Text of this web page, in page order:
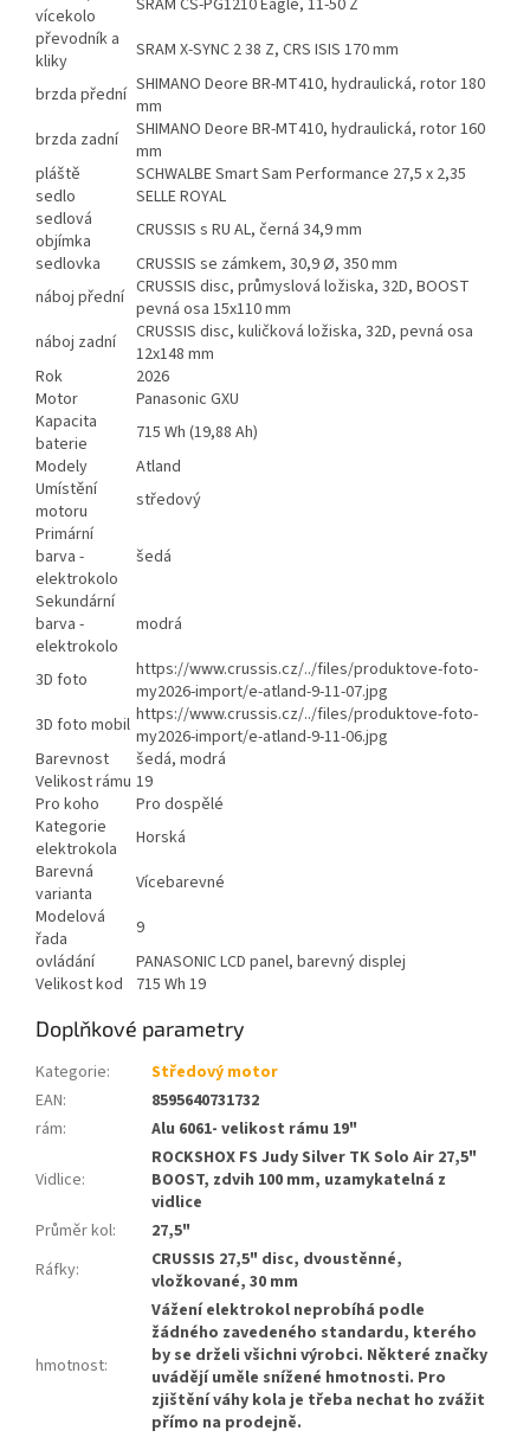
vícekolo
SRAM CS-PG1210 Eagle, 11-50 Z
převodník a
kliky
SRAM X-SYNC 2 38 Z, CRS ISIS 170 mm
brzda přední SHIMANO Deore BR-MT410, hydraulická, rotor 180
mm
brzda zadní
SHIMANO Deore BR-MT410, hydraulická, rotor 160
mm
pláště
SCHWALBE Smart Sam Performance 27,5 x 2,35
sedlo
SELLE ROYAL
sedlová
objímka
CRUSSIS s RU AL, černá 34,9 mm
sedlovka
CRUSSIS se zámkem, 30,9 Ø, 350 mm
náboj přední CRUSSIS disc, průmyslová ložiska, 32D, BOOST
pevná osa 15x110 mm
náboj zadní
CRUSSIS disc, kuličková ložiska, 32D, pevná osa
12x148 mm
Rok
2026
Motor
Panasonic GXU
Kapacita
baterie
715 Wh (19,88 Ah)
Modely
Atland
Umístění
motoru
středový
Primární
barva -
elektrokolo
šedá
Sekundární
barva -
elektrokolo
modrá
3D foto
https://www.crussis.cz/../files/produktove-foto-
my2026-import/e-atland-9-11-07.jpg
3D foto mobil https://www.crussis.cz/../files/produktove-foto-
my2026-import/e-atland-9-11-06.jpg
Barevnost
šedá, modrá
Velikost rámu 19
Pro koho
Pro dospělé
Kategorie
elektrokola
Horská
Barevná
varianta
Vícebarevné
Modelová
řada
9
ovládání
PANASONIC LCD panel, barevný displej
Velikost kod
715 Wh 19
Doplňkové parametry
Kategorie:
Středový motor
EAN:
8595640731732
rám: Alu 6061- velikost rámu 19"
Vidlice:
ROCKSHOX FS Judy Silver TK Solo Air 27,5"
BOOST, zdvih 100 mm, uzamykatelná z
vidlice
Průměr kol:
27,5"
Ráfky:
CRUSSIS 27,5" disc, dvoustěnné,
vložkované, 30 mm
hmotnost:
Vážení elektrokol neprobíhá podle
žádného zavedeného standardu, kterého
by se drželi všichni výrobci. Některé značky
uvádějí uměle snížené hmotnosti. Pro
zjištění váhy kola je třeba nechat ho zvážit
přímo na prodejně.